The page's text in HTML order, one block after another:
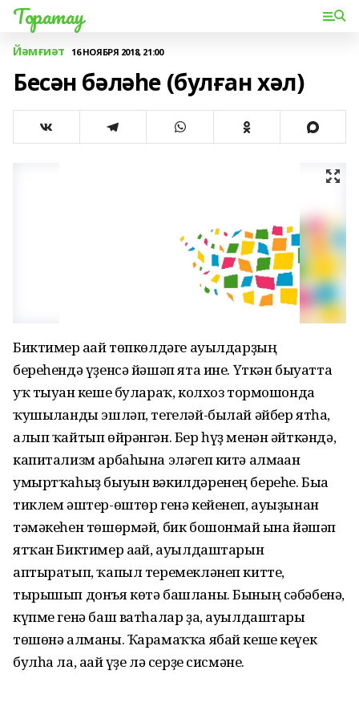
Торатау
Йәмғиәт 16 НОЯБРЯ 2018, 21:00
Бесән бәләһе (булған хәл)
Биктимер ағай төпкөлдәге ауылдар­ҙың
береһендә үҙен­сә йәшәп ята ине. Үткән быуатта
уҡ тыуған кеше булараҡ, колхоз тормошонда
ҡушылғанды эшләп, тегеләй-былай әйбер ятһа,
алып ҡайтып өйрәнгән. Бер һүҙ менән әйткәндә,
капитализм арбаһына эләгеп китә алмаған
умыртҡаһыҙ быуын вәкилдәренең береһе. Быға
тиклем әштер-өштөр генә кейенеп, ауыҙынан
тәмәкеһен төшөрмәй, бик бошонмай ғына йәшәп
ятҡан Биктимер ағай, ауылдаштарын
аптыратып, ҡапыл теремекләнеп китте,
тырышып донъя көтә башланы. Бының сәбәбенә,
күпме генә баш ватһалар ҙа, ауылдаштары
төшөнә алманы. Ҡарамаҡҡа ябай кеше кеүек
булһа ла, ағай үҙе лә серҙе сисмәне.